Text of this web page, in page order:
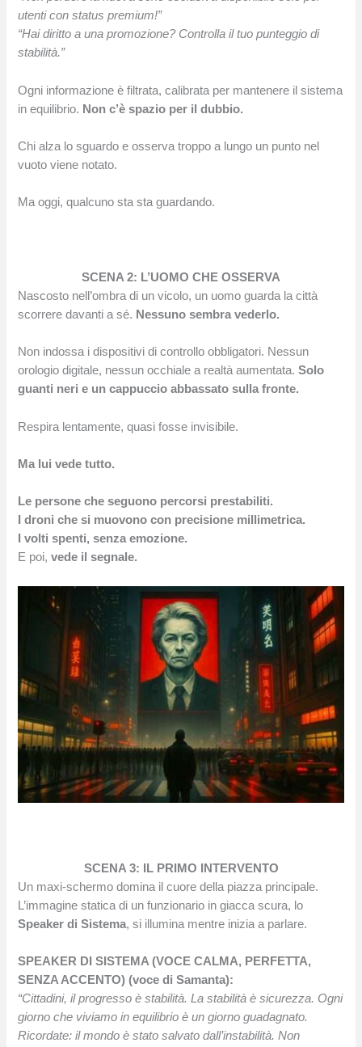
utenti con status premium!”
“Hai diritto a una promozione? Controlla il tuo punteggio di
stabilità.”
Ogni informazione è filtrata, calibrata per mantenere il sistema
in equilibrio. Non c’è spazio per il dubbio.
Chi alza lo sguardo e osserva troppo a lungo un punto nel
vuoto viene notato.
Ma oggi, qualcuno stasta guardando.
SCENA 2: L’UOMO CHE OSSERVA
Nascosto nell’ombra di un vicolo, un uomo guarda la città
scorrere davanti a sé. Nessuno sembra vederlo.
Non indossa i dispositivi di controllo obbligatori. Nessun
orologio digitale, nessun occhiale a realtà aumentata.Solo
guanti neri e un cappuccio abbassato sulla fronte.
Respira lentamente, quasi fosse invisibile.
Ma lui vede tutto.
Le persone che seguono percorsi prestabiliti.
I droni che si muovono con precisione millimetrica.
I volti spenti, senza emozione.
E poi,vede il segnale.
SCENA 3: IL PRIMO INTERVENTO
Un maxi-schermo domina il cuore della piazza principale.
L’immagine statica di un funzionario in giacca scura, lo
Speaker di Sistema, si illumina mentre inizia a parlare.
SPEAKER DI SISTEMA (VOCE CALMA, PERFETTA,
SENZA ACCENTO) (voce di Samanta):
“Cittadini, il progresso è stabilità. La stabilità è sicurezza. Ogni
giorno che viviamo in equilibrio è un giorno guadagnato.
Ricordate: il mondo è stato salvato dall’instabilità. Non